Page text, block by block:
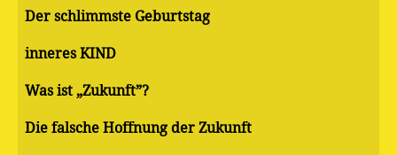
Der schlimmste Geburtstag
inneres KIND
Was ist „Zukunft”?
Die falsche Hoffnung der Zukunft